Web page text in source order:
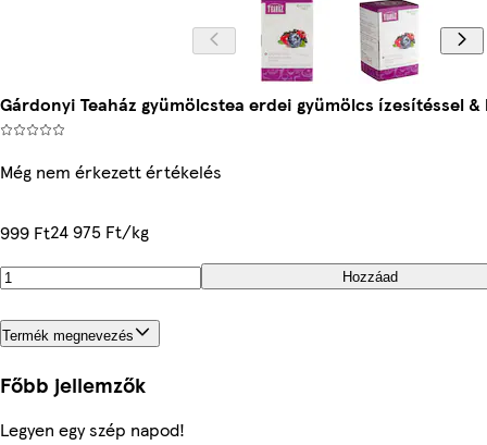
Gárdonyi Teaház gyümölcstea erdei gyümölcs ízesítéssel
Még nem érkezett értékelés
999 Ft24 975 Ft/kg
Hozzáad
Termék megnevezés
Főbb jellemzők
Legyen egy szép napod!